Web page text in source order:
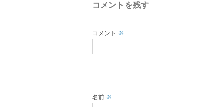
コメントを残す
コメント ※
名前 ※